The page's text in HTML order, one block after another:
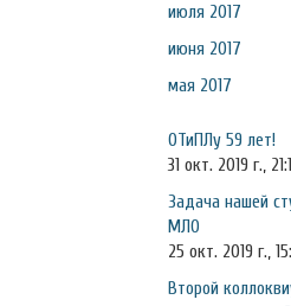
июля 2017
июня 2017
мая 2017
ОТиПЛу 59 лет!
31 окт. 2019 г.,
Задача нашей
МЛО
25 окт. 2019 г.,
Второй